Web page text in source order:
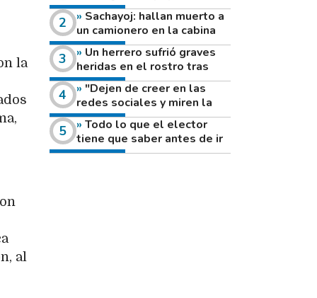
la
al
consultar dónde votan este
domingo
Sachayoj: hallan muerto a
un camionero en la cabina
de su vehículo a la vera de
un camino rural
Un herrero sufrió graves
heridas en el rostro tras
reventar el disco de una
amoladora
"Dejen de creer en las
redes sociales y miren la
heladera de sus casas": el
fuerte mensaje de una joven
que votó por primera vez
Todo lo que el elector
tiene que saber antes de ir
a votar este domingo